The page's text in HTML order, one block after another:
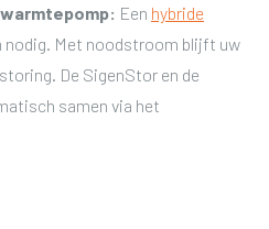
: Een hybride
Met noodstroom blijft uw
De SigenStor en de
samen via het